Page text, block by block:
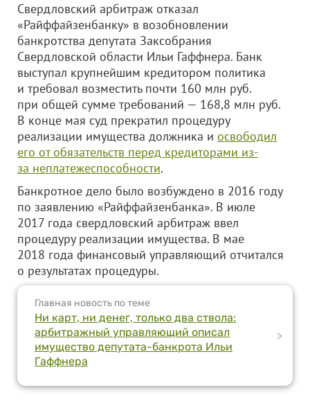
Свердловский арбитраж отказал
«Райффайзенбанку» в возобновлении
банкротства депутата Заксобрания
Свердловской области Ильи Гаффнера. Банк
выступал крупнейшим кредитором политика
и требовал возместить почти 160 млн руб.
при общей сумме требований — 168,8 млн руб.
В конце мая суд прекратил процедуру
реализации имущества должника и освободил
его от обязательств перед кредиторами из-
за неплатежеспособности.
Банкротное дело было возбуждено в 2016 году
по заявлению «Райффайзенбанка». В июле
2017 года свердловский арбитраж ввел
процедуру реализации имущества. В мае
2018 года финансовый управляющий отчитался
о результатах процедуры.
Главная новость по теме
Ни карт, ни денег, только два ствола:
арбитражный управляющий описал
имущество депутата-банкрота Ильи
Гаффнера
>